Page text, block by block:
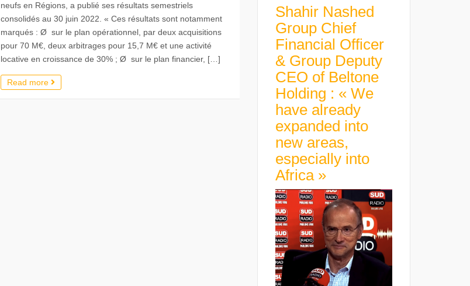
neufs en Régions, a publié ses résultats semestriels
consolidés au 30 juin 2022. « Ces résultats sont notamment
marqués : Ø sur le plan opérationnel, par deux acquisitions
pour 70 M€, deux arbitrages pour 15,7 M€ et une activité
locative en croissance de 30% ; Ø sur le plan financier, […]
Read more
Shahir Nashed
Group Chief
Financial Officer
& Group Deputy
CEO of Beltone
Holding : « We
have already
expanded into
new areas,
especially into
Africa »